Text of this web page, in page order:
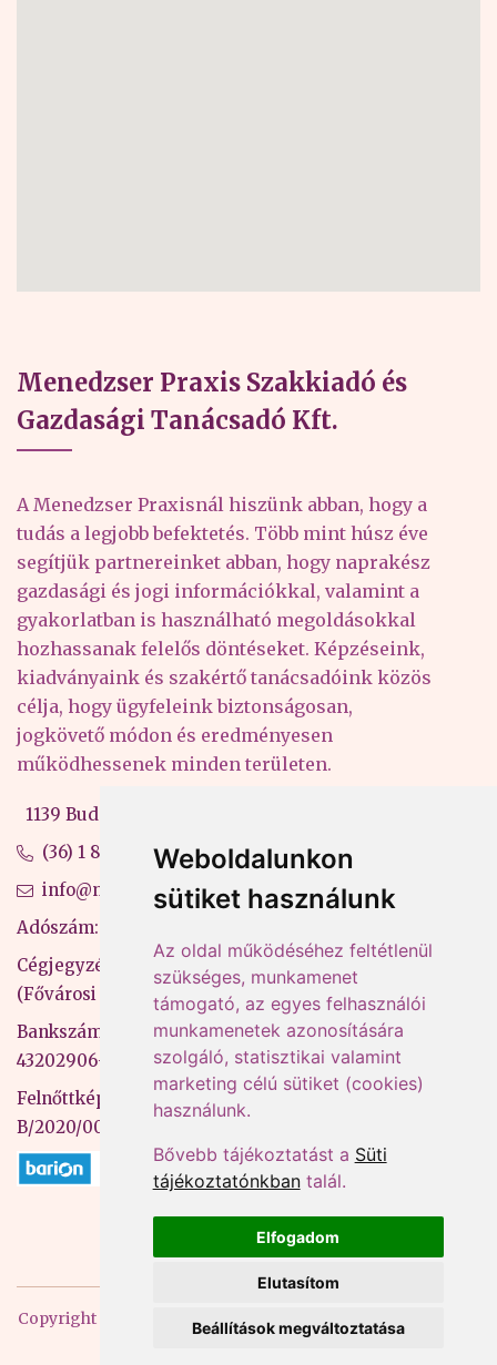
Weboldalunkon
sütiket használunk
Az oldal működéséhez feltétlenül
szükséges, munkamenet
támogató, az egyes felhasználói
munkamenetek azonosítására
szolgáló, statisztikai valamint
marketing célú sütiket (cookies)
használunk.
Bővebb tájékoztatást a Süti
tájékoztatónkbantalál.
Elfogadom
Elutasítom
Beállítások megváltoztatása
Menedzser Praxis Szakkiadó és
Gazdasági Tanácsadó Kft.
A Menedzser Praxisnál hiszünk abban, hogy a
tudás a legjobb befektetés. Több mint húsz éve
segítjük partnereinket abban, hogy naprakész
gazdasági és jogi információkkal, valamint a
gyakorlatban is használható megoldásokkal
hozhassanak felelős döntéseket. Képzéseink,
kiadványaink és szakértő tanácsadóink közös
célja, hogy ügyfeleink biztonságosan,
jogkövető módon és eredményesen
működhessenek minden területen.
1139 Budapest, Váci út 99-105. 4. em.
(36) 1 880 76 00
info@mprx.hu
Adószám: 13598145-2-41
Cégjegyzékszám: 01-09-883770
(Fővárosi Bíróság)
Bankszámlaszám: CIB Bank, 10700581-
43202906-51100005
Felnőttképzési nyilvántartási szám:
B/2020/000053
Copyright 2026 Mprx. Minden jog fenntartva